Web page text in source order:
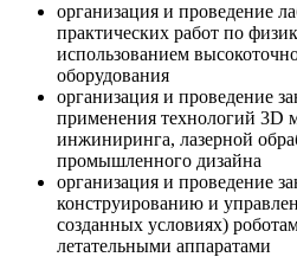
организация и проведение
практических работ по
использованием
оборудования
организация и проведение
применения технологий 3D
инжиниринга, лазерной
промышленного дизайна
организация и проведение
конструированию и
созданных условиях)
летательными аппаратами